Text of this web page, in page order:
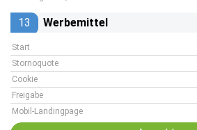
13 Werbemittel
Start
Stornoquote
Cookie
Freigabe
Mobil-Landingpage